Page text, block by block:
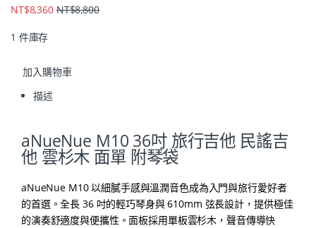
NT$8,360 NT$8,800
1 件庫存
加入購物車
描述
aNueNue M10 36吋 旅行吉他 民謠吉
他 雲杉木 面單 附琴袋
aNueNue M10 以細膩手感與溫潤音色成為入門與旅行愛好者
的首選。全長 36 吋的輕巧琴身與 610mm 弦長設計，提供極佳
的演奏舒適度與便攜性。面板採用單板雲杉木，聲音傳導快